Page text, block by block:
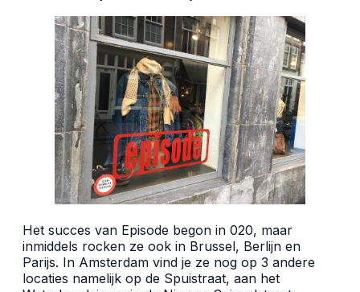
Het succes van Episode begon in 020, maar
inmiddels rocken ze ook in Brussel, Berlijn en
Parijs. In Amsterdam vind je ze nog op 3 andere
locaties namelijk op de Spuistraat, aan het